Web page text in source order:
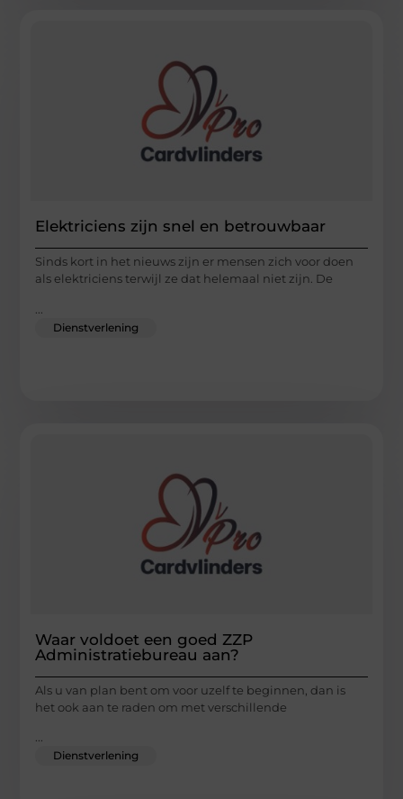
Elektriciens zijn snel en betrouwbaar
Sinds kort in het nieuws zijn er mensen zich voor doen
als elektriciens terwijl ze dat helemaal niet zijn. De
Dienstverlening
Waar voldoet een goed ZZP
Administratiebureau aan?
Als u van plan bent om voor uzelf te beginnen, dan is
het ook aan te raden om met verschillende
Dienstverlening